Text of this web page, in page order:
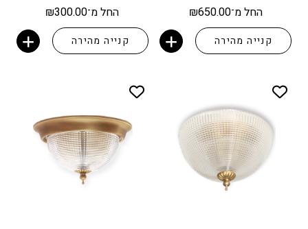
החל מ־
₪650.00
קנייה מהירה
החל מ־
₪300.00
קנייה מהירה